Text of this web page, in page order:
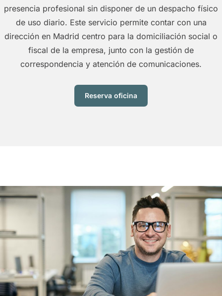
presencia profesional sin disponer de un despacho físico
de uso diario. Este servicio permite contar con una
dirección en Madrid centro para la domiciliación social o
fiscal de la empresa, junto con la gestión de
correspondencia y atención de comunicaciones.
Reserva oficina